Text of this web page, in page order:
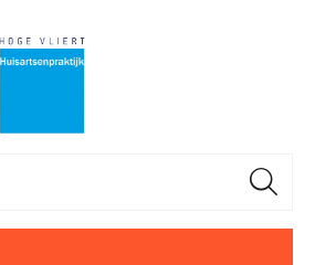
🔎